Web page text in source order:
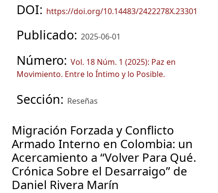
DOI: https://doi.org/10.14483/2422278X.23301
Publicado: 2025-06-01
Número: Vol. 18 Núm. 1 (2025): Paz en
Movimiento. Entre lo Íntimo y lo Posible.
Sección: Reseñas
Migración Forzada y Conflicto
Armado Interno en Colombia: un
Acercamiento a “Volver Para Qué.
Crónica Sobre el Desarraigo” de
Daniel Rivera Marín